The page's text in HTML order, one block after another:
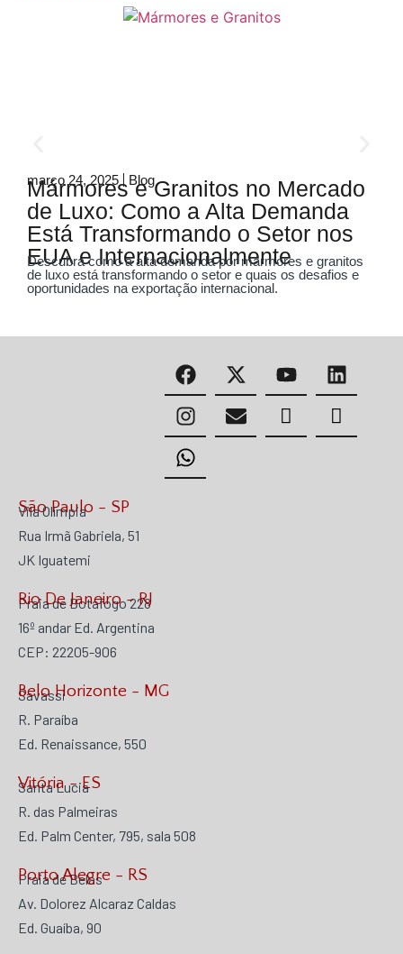
março 24, 2025 Blog
Mármores e Granitos no Mercado
de Luxo: Como a Alta Demanda
Está Transformando o Setor nos
EUA e Internacionalmente
Descubra como a alta demanda por mármores e granitos
de luxo está transformando o setor e quais os desafios e
oportunidades na exportação internacional.
São Paulo - SP
Vila Olímpia
Rua Irmã Gabriela, 51
JK Iguatemi
Praia de Botafogo 228
16º andar Ed. Argentina
CEP: 22205-906
Rio De Janeiro - RJ
Savassi
R. Paraíba
Ed. Renaissance, 550
Belo Horizonte - MG
Santa Lucia
R. das Palmeiras
Ed. Palm Center, 795, sala 508
Vitória - ES
Praia de Belas
Av. Dolorez Alcaraz Caldas
Ed. Guaíba, 90
Porto Alegre - RS